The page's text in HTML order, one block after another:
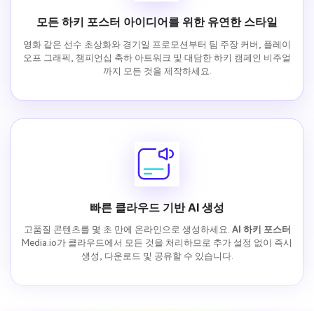
모든 하키 포스터 아이디어를 위한 유연한 스타일
영화 같은 선수 초상화와 경기일 프로모션부터 팀 주장 커버, 플레이
오프 그래픽, 챔피언십 축하 아트워크 및 대담한 하키 캠페인 비주얼
까지 모든 것을 제작하세요.
빠른 클라우드 기반 AI 생성
고품질 콘텐츠를 몇 초 만에 온라인으로 생성하세요. AI 하키 포스터
Media.io가 클라우드에서 모든 것을 처리하므로 추가 설정 없이 즉시
생성, 다운로드 및 공유할 수 있습니다.